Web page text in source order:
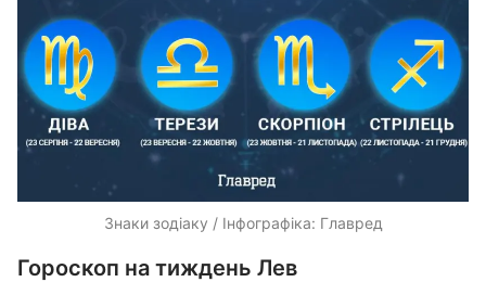
Знаки зодіаку / Інфографіка: Главред
Гороскоп на тиждень Лев